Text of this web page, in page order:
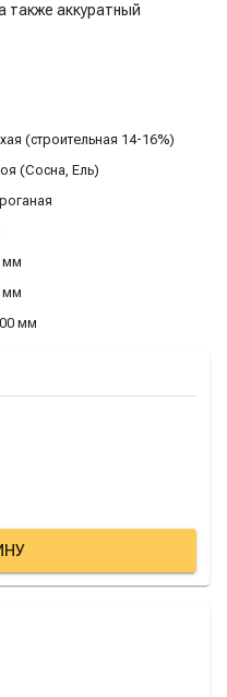
также аккуратный
(строительная 14-16%)
(Сосна, Ель)
мм
мм
мм